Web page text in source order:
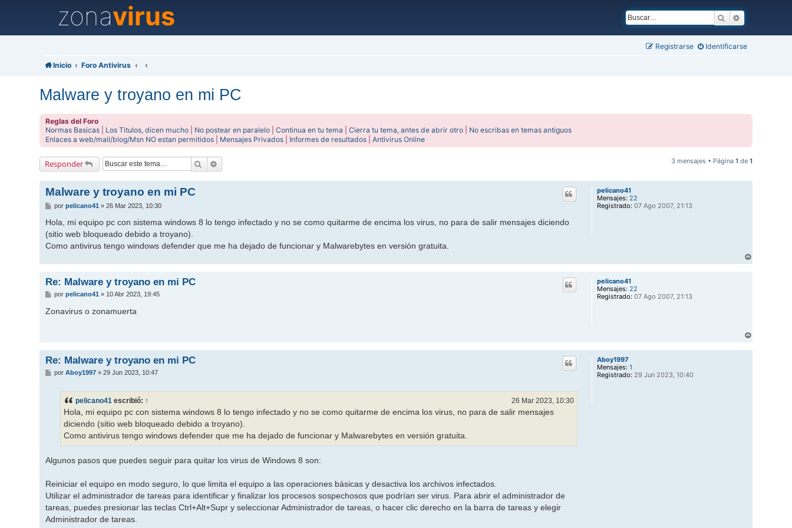
zonavirus Buscar
Identificarse
Registrarse
Inicio Foro Antivirus
Malware y troyano en mi PC
Reglas del Foro
Normas Basicas
Los Titulos, dicen mucho No postear en paralelo |Continua en tu tema |Cierra tu tema, antes de abrir otro
No escribas en temas antiguos
Enlaces a web/mail/blog/Msn NO estan permitidos
Mensajes Privados Informes de resultados |Antivirus Online
Responder Buscar 3 mensajes • Página 1 de 1
pelicano41
Mensajes: 22
Registrado: 07 Ago 2007, 21:13
Malware y troyano en mi PC
M
n
a
j
e
porpelicano41 »26 Mar 2023, 10:30
Hola, mi equipo pc con sistema windows 8 lo tengo infectado y no se como quitarme de encima los virus, no para de salir mensajes diciendo
(sitio web bloqueado debido a troyano).
Como antivirus tengo windows defender que me ha dejado de funcionar y Malwarebytes en versión gratuita.
r
pelicano41
Mensajes: 22
Registrado: 07 Ago 2007, 21:13
Re: Malware y troyano en mi PC
M
n
s
porpelicano41 » 10 Abr 2023, 19:45
Zonavirus o zonamuerta
r
Aboy1997
Mensajes: 1
Registrado: 29 Jun 2023, 10:40
Re: Malware y troyano en mi PC
M
porAboy1997 »29 Jun 2023, 10:47
pelicano41 escribió: ↑ 26 Mar 2023, 10:30
Hola, mi equipo pc con sistema windows 8 lo tengo infectado y no se como quitarme de encima los virus, no para de salir mensajes
diciendo (sitio web bloqueado debido a troyano).
Como antivirus tengo windows defender que me ha dejado de funcionar y Malwarebytes en versión gratuita.
Algunos pasos que puedes seguir para quitar los virus de Windows 8 son:
Reiniciar el equipo en modo seguro, lo que limita el equipo a las operaciones básicas y desactiva los archivos infectados.
Utilizar el administrador de tareas para identificar y finalizar los procesos sospechosos que podrían ser virus. Para abrir el administrador de
tareas, puedes presionar las teclas Ctrl+Alt+Supr y seleccionar Administrador de tareas, o hacer clic derecho en la barra de tareas y elegir
Administrador de tareas.